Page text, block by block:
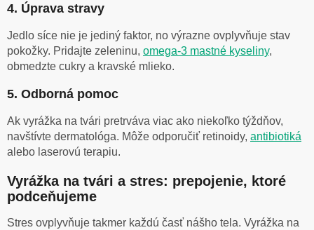
4. Úprava stravy
Jedlo síce nie je jediný faktor, no výrazne ovplyvňuje stav
pokožky. Pridajte zeleninu, omega-3 mastné kyseliny,
obmedzte cukry a kravské mlieko.
5. Odborná pomoc
Ak vyrážka na tvári pretrváva viac ako niekoľko týždňov,
navštívte dermatológa. Môže odporučiť retinoidy, antibiotiká
alebo laserovú terapiu.
Vyrážka na tvári a stres: prepojenie, ktoré
podceňujeme
Stres ovplyvňuje takmer každú časť nášho tela. Vyrážka na